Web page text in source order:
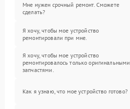
Мне нужен срочный ремонт. Сможете
сделать?
Я хочу, чтобы мое устройство
ремонтировали при мне.
Я хочу, чтобы мое устройство
ремонтировалось только оригинальными
запчастями.
Как я узнаю, что мое устройство готово?